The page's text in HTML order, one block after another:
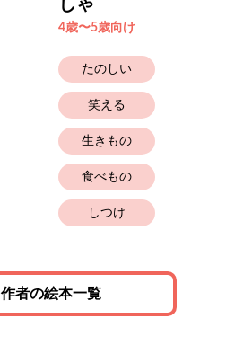
しゃ
4歳〜5歳向け
たのしい
笑える
生きもの
食べもの
しつけ
作者の絵本一覧